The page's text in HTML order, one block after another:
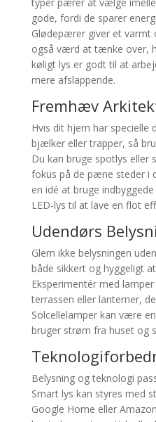
typer pærer at vælge
gode, fordi de sparer
Glødepærer giver et varmt
også værd at tænke over,
køligt lys er godt til at
mere afslappende.
Fremhæv
Hvis dit hjem har specielle
bjælker eller trapper, så
Du kan bruge spotlys
fokus på de pæne steder i
en idé at bruge
LED-lys til at lave en flot
Udendørs
Glem ikke belysningen
både sikkert og hyggeligt
Eksperimentér med
terrassen eller lanterner,
Solcellelamper kan være
bruger strøm fra huset og
Belysning og teknologi
Smart lys kan styres med
Google Home eller